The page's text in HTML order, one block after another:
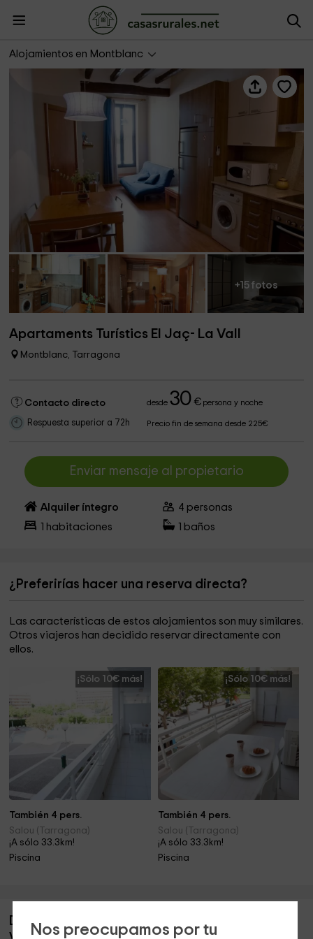
Nos preocupamos por tu
Alojamientos en Montblanc
Apartaments Turístics El Jaç- La Vall
+15 fotos
Apartaments Turístics El Jaç- La Vall
Montblanc, Tarragona
Contacto directo desde30 €persona y noche
Respuesta superior a 72h Precio fin de semana desde 225€
Enviar mensaje al propietario
Alquiler íntegro 4 personas
habitaciones baños
¿Preferirías hacer una reserva directa?
Las características de estos alojamientos son muy similares.
Otros viajeros han decidido reservar directamente con
ellos.
¡Sólo 10€ más!
También 4 pers.
Salou (Tarragona)
¡A sólo 33.3km!
Piscina
¡Sólo 10€ más!
También 4 pers.
Salou (Tarragona)
¡A sólo 33.3km!
Piscina
Descripción de Apartaments Turístics El Jaç- La